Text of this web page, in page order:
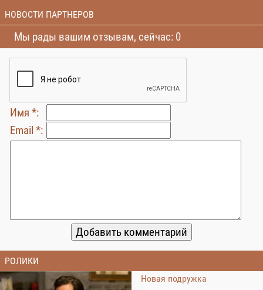
НОВОСТИ ПАРТНЕРОВ
Мы рады вашим отзывам, сейчас: 0
Имя *:
Email *:
РОЛИКИ
Новая подружка